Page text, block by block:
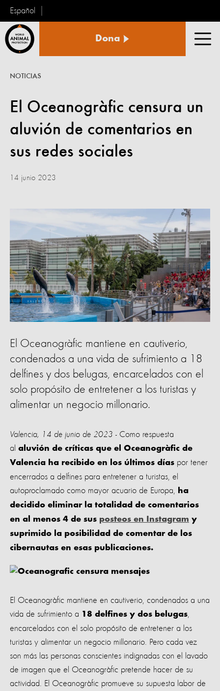
Español
Animal
Dona
El Oceanogràfic censura un
aluvión de comentarios en
sus redes sociales
NOTICIAS
14 junio 2023
El Oceanogràfic mantiene en cautiverio,
condenados a una vida de sufrimiento a 18
delfines y dos belugas, encarcelados con el
solo propósito de entretener a los turistas y
alimentar un negocio millonario.
Valencia, 14 de junio de 2023 - Como respuesta
al aluvión de críticas que el Oceanogràfic de
Valencia ha recibido en los últimos días por tener
encerrados a delfines para entretener a turistas, el
autoproclamado como mayor acuario de Europa,
ha
decidido eliminar la totalidad de comentarios
en al menos 4 de sus posteos en Instagram y
suprimido la posibilidad de comentar de los
cibernautas en esas publicaciones.
El Oceanogràfic mantiene en cautiverio, condenados a una
vida de sufrimiento a 18 delfines y dos belugas
encarcelados con el solo propósito de entretener a los
turistas y alimentar un negocio millonario. Pero cada vez
son más las personas conscientes indignadas con el lavado
de imagen que el Oceanogràfic pretende hacer de su
actividad. El Oceanogràfic promueve su supuesta labor de